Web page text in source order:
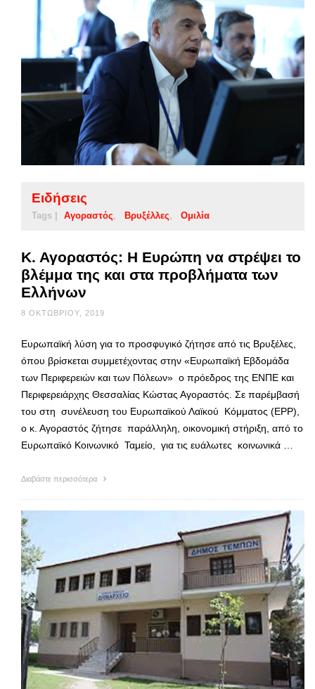
Ειδήσεις
Tags | Αγοραστός Βρυξέλλες Ομιλία
Κ. Αγοραστός: Η Ευρώπη να στρέψει το
βλέμμα της και στα προβλήματα των
Ελλήνων
8 ΟΚΤΩΒΡΊΟΥ, 2019
Ευρωπαϊκή λύση για το προσφυγικό ζήτησε από τις Βρυξέλες,
όπου βρίσκεται συμμετέχοντας στην «Ευρωπαϊκή Εβδομάδα
των Περιφερειών και των Πόλεων» ο πρόεδρος της ΕΝΠΕ και
Περιφερειάρχης Θεσσαλίας Κώστας Αγοραστός. Σε παρέμβασή
του στη συνέλευση του Ευρωπαϊκού Λαϊκού Κόμματος (EPP),
o κ. Αγοραστός ζήτησε παράλληλη, οικονομική στήριξη, από το
Ευρωπαϊκό Κοινωνικό Ταμείο, για τις ευάλωτες κοινωνικά …
Διαβάστε περισσότερα